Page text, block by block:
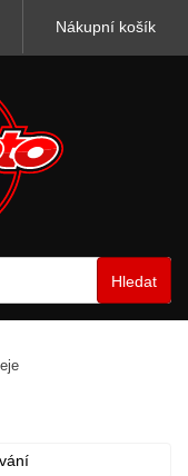
Nákupní košík
Hledat